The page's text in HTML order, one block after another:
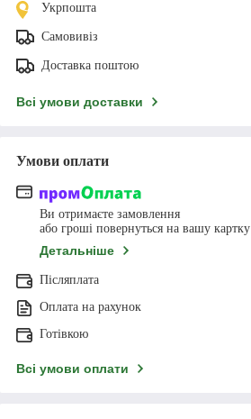
Укрпошта
Самовивіз
Доставка поштою
Всі умови доставки
Умови оплати
Ви отримаєте замовлення
або гроші повернуться на вашу картку
Детальніше
Післяплата
Оплата на рахунок
Готівкою
Всі умови оплати